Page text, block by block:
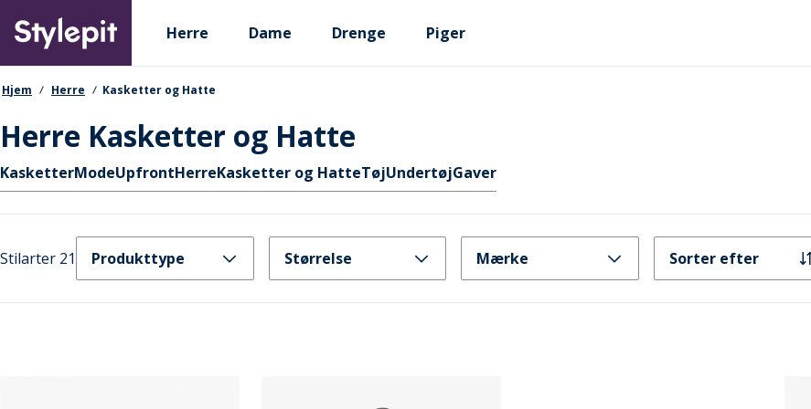
main
content
Primary departments
Herre Dame Drenge Piger
navigationssti
Hjem Herre Kasketter og Hatte
Herre Kasketter og Hatte
Hurtige links
KasketterModeUpfrontHerreKasketter og HatteTøjUndertøjGaver
Stilarter 21 Produkttype Størrelse Mærke Sorter efter